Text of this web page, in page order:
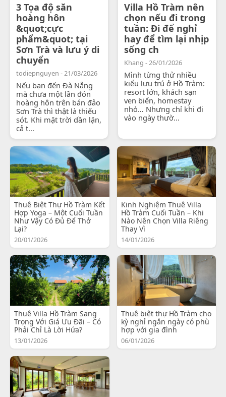
3 Tọa độ săn
hoàng hôn
&quot;cực
phẩm&quot; tại
Sơn Trà và lưu ý di
chuyển
todiepnguyen - 21/03/2026
Nếu bạn đến Đà Nẵng
mà chưa một lần đón
hoàng hôn trên bán đảo
Sơn Trà thì thật là thiếu
sót. Khi mặt trời dần lặn,
cả t...
Villa Hồ Tràm nên
chọn nếu đi trong
tuần: Đi để nghỉ
hay để tìm lại nhịp
sống ch
Khang - 26/01/2026
Mình từng thử nhiều
kiểu lưu trú ở Hồ Tràm:
resort lớn, khách sạn
ven biển, homestay
nhỏ… Nhưng chỉ khi đi
vào ngày thườ...
Thuê Biệt Thự Hồ Tràm Kết
Hợp Yoga – Một Cuối Tuần
Như Vậy Có Đủ Để Thở
Lại?
20/01/2026
Kinh Nghiệm Thuê Villa
Hồ Tràm Cuối Tuần – Khi
Nào Nên Chọn Villa Riêng
Thay Vì
14/01/2026
Thuê Villa Hồ Tràm Sang
Trọng Với Giá Ưu Đãi – Có
Phải Chỉ Là Lời Hứa?
13/01/2026
Thuê biệt thự Hồ Tràm cho
kỳ nghỉ ngắn ngày có phù
hợp với gia đình
06/01/2026